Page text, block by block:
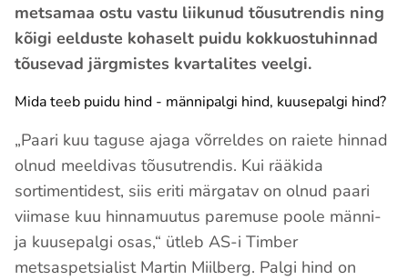
metsamaa ostu vastu liikunud tõusutrendis ning
kõigi eelduste kohaselt puidu kokkuostuhinnad
tõusevad järgmistes kvartalites veelgi.
Mida teeb puidu hind - männipalgi hind, kuusepalgi hind?
„Paari kuu taguse ajaga võrreldes on raiete hinnad
olnud meeldivas tõusutrendis. Kui rääkida
sortimentidest, siis eriti märgatav on olnud paari
viimase kuu hinnamuutus paremuse poole männi-
ja kuusepalgi osas,“ ütleb AS-i Timber
metsaspetsialist Martin Miilberg. Palgi hind on